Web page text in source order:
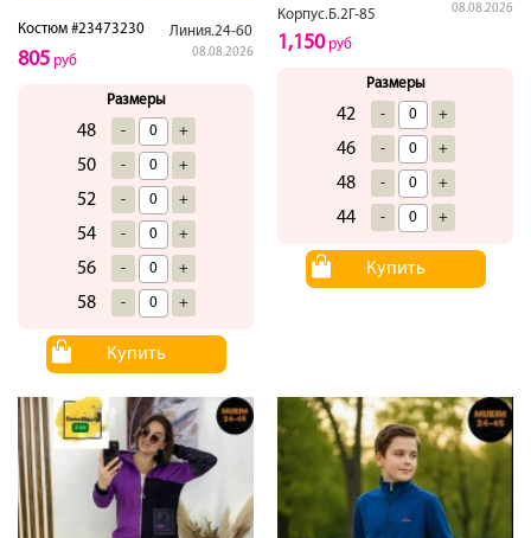
Костюм #23473230 Линия.24-60
08.08.2026
805 руб
Размеры
48 - +
50 - +
52 - +
54 - +
56 - +
58 - +
Купить
Корпус.Б.2Г-85
08.08.2026
1,150руб
Размеры
42 - +
46 - +
48 - +
44 - +
Купить